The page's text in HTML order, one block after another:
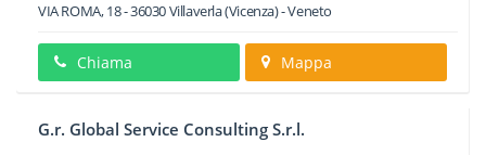
VIA ROMA, 18-36030Villaverla(Vicenza) -Veneto
Chiama Mappa
G.r. Global Service Consulting S.r.l.